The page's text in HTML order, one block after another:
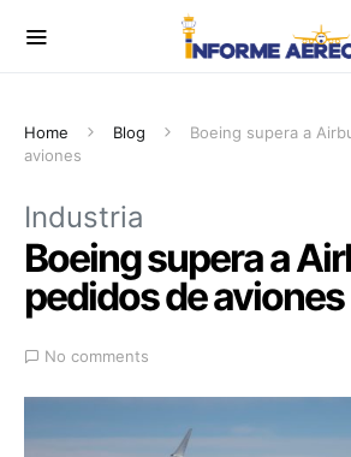
Home Blog
Boeing supera a
aviones
Industria
Boeing supera a
pedidos de aviones
No comments